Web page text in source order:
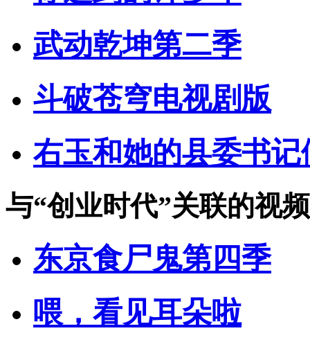
武动乾坤第二季
斗破苍穹电视剧版
右玉和她的县委书记
与“创业时代”关联的视频
东京食尸鬼第四季
喂，看见耳朵啦